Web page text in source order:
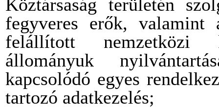
Köztársaság területén
fegyveres erők, valamint
felállított nemzetközi
állományuk
kapcsolódó egyes
tartozó adatkezelés;